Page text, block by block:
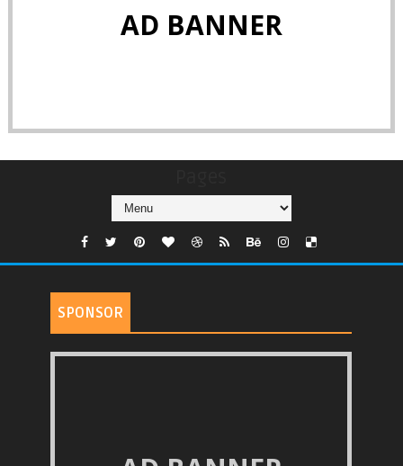
AD BANNER
SPONSOR